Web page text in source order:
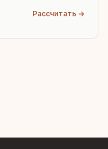
Рассчитать →